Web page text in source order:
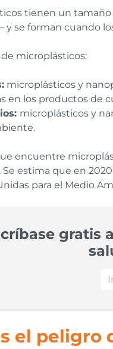
tienen un
y se forman cuando
microplásticos:
microplásticos y
en los productos de
microplásticos y
encuentre
Se estima que en
para el Medio
gratis
el peligro